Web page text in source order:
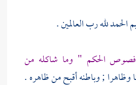
الحمد لله رب العالمين .
الحكم " وما شاكله من
وظاهرا ; وباطنه أقبح من ظاهره .